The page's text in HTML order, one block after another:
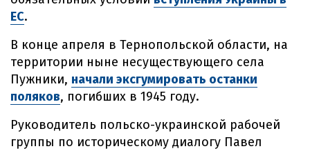
ЕС.
В конце апреля в Тернопольской области, на
территории ныне несуществующего села
Пужники, начали эксгумировать останки
поляков, погибших в 1945 году.
Руководитель польско-украинской рабочей
группы по историческому диалогу Павел